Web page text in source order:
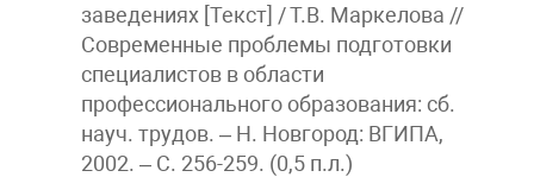
заведениях [Текст] / Т.В. Маркелова //
Современные проблемы подготовки
специалистов в области
профессионального образования: сб.
науч. трудов. – Н. Новгород: ВГИПА,
2002. – С. 256-259. (0,5 п.л.)